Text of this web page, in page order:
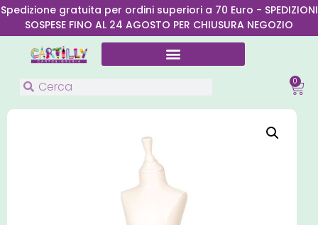
Spedizione gratuita per ordini superiori a 70 Euro - SPEDIZIONI
SOSPESE FINO AL 24 AGOSTO PER CHIUSURA NEGOZIO
0